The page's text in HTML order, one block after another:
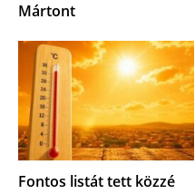
Mártont
Fontos listát tett közzé